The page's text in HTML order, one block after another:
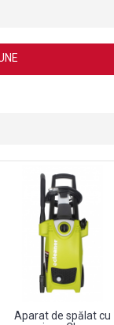
Aparat de spălat cu